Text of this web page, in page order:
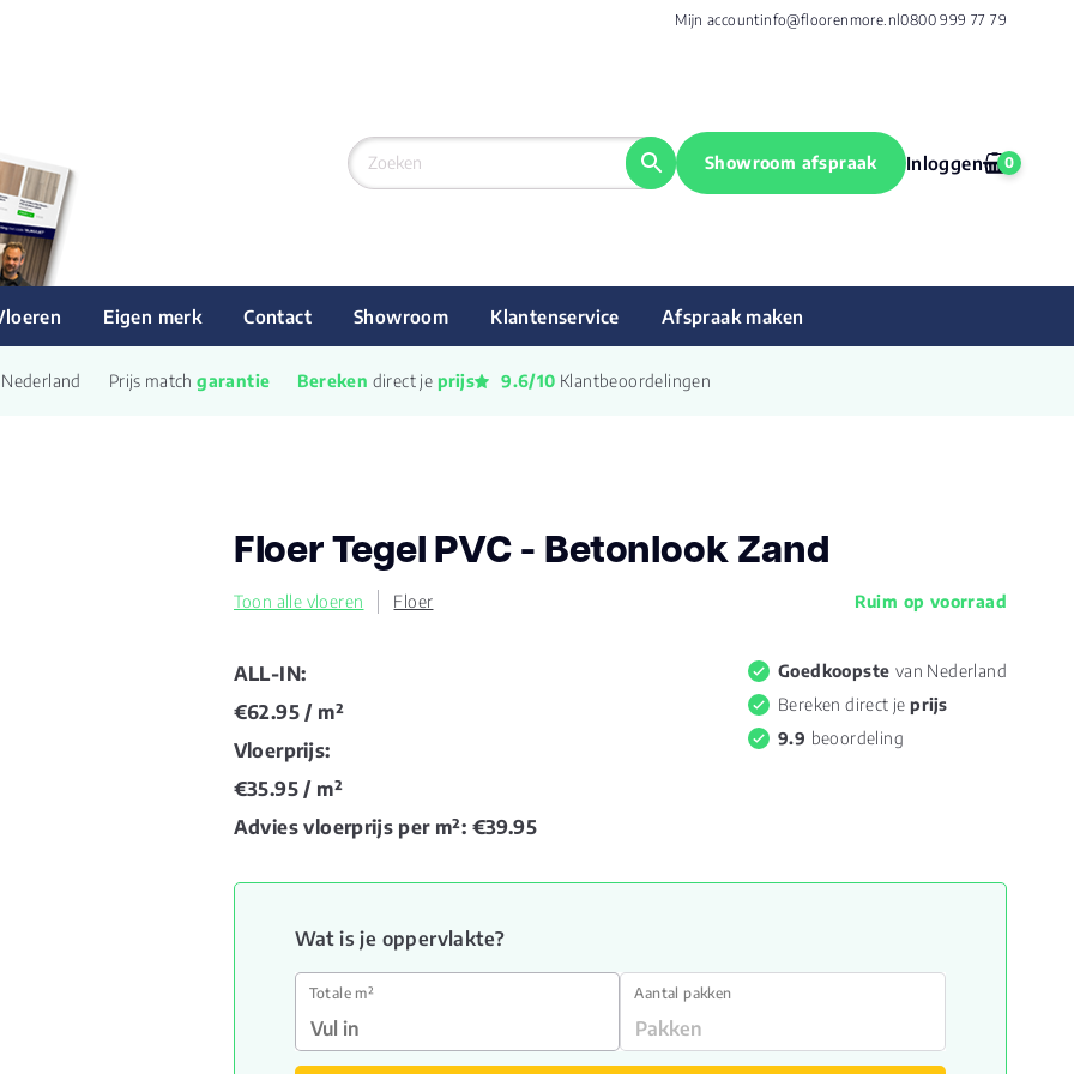
Mijn accountinfo@floorenmore.nl0800 999 77 79
Showroom afspraak Inloggen 0
Eigen merk Contact Showroom Klantenservice Afspraak maken
Prijs match garantie Bereken direct je prijs 9.6/10 Klantbeoordelingen
Floer Tegel PVC - Betonlook Zand
Toon alle vloeren Floer Ruim op voorraad
ALL-IN:
€62.95 / m²
Vloerprijs:
€35.95/ m²
Advies vloerprijs per m²: €39.95
Goedkoopste van Nederland
Bereken direct jeprijs
9.9 beoordeling
Wat is je oppervlakte?
Totale m² Aantal pakken